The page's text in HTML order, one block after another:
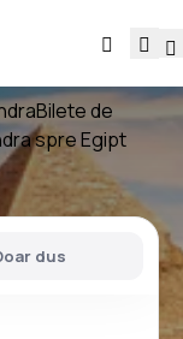
Bilete de
spre Egipt
dus